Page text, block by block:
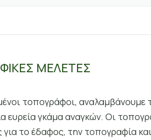
ΜΕΛΕΤΕΣ
τοπογράφοι,
ευρεία γκάμα αναγκών. Οι
το έδαφος, την τοπογραφία